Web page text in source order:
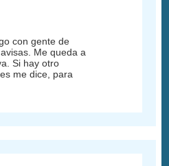
con gente de
Me queda a
Si hay otro
me dice, para